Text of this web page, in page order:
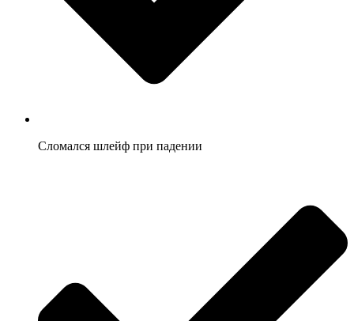
Сломался шлейф при падении